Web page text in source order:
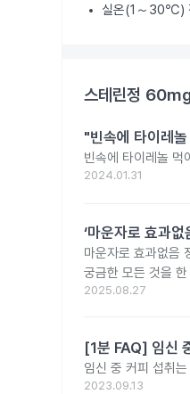
실온(1～30℃)
스테린정
"빈속에 타이레
빈속에 타이레놀 먹
2024.01.31
‘마운자로 효과
마운자로 효과없음
궁금한 모든 것을
2025.08.27
[1분 FAQ] 임신
임신 중 커피 섭취
2023.09.13